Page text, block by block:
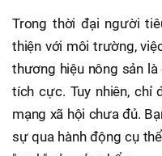
Trong thời đại người
thiện với môi trường,
thương hiệu nông sản
tích cực. Tuy nhiên, chỉ
mạng xã hội chưa đủ.
sự qua hành động cụ